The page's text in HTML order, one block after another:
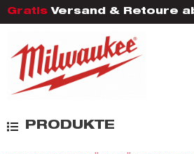
Gratis Versand & Retoure
PRODUKTE